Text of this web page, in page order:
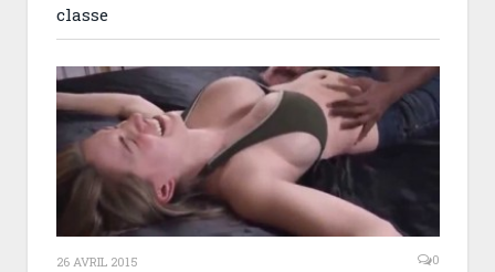
classe
26 AVRIL 2015 0